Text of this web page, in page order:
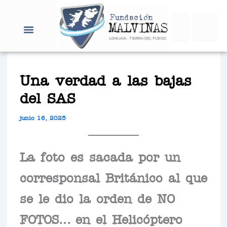
contenido
Una verdad a las bajas
del SAS
junio 16, 2025
La foto es sacada por un
corresponsal Británico al que
se le dio la orden de NO
FOTOS… en el Helicóptero